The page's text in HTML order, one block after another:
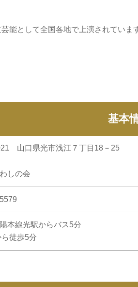
能として全国各地で上演されていま
基本
山口県光市浅江７丁目18－25
しの会
本線光駅からバス5分
徒歩5分